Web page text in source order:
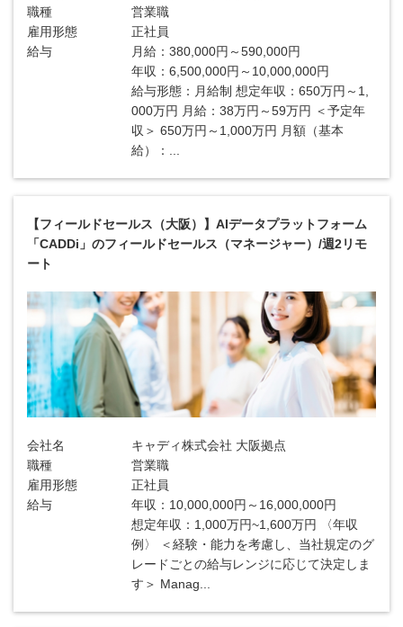
職種
営業職
雇用形態
正社員
給与
月給：380,000円～590,000円
年収：6,500,000円～10,000,000円
給与形態：月給制 想定年収：650万円～1,
000万円 月給：38万円～59万円 ＜予定年
収＞ 650万円～1,000万円 月額（基本
給）：...
【フィールドセールス（大阪）】AIデータプラットフォーム
「CADDi」のフィールドセールス（マネージャー）/週2リモ
ート
会社名
キャディ株式会社 大阪拠点
職種
営業職
雇用形態
正社員
給与
年収：10,000,000円～16,000,000円
想定年収：1,000万円~1,600万円 〈年収
例〉 ＜経験・能力を考慮し、当社規定のグ
レードごとの給与レンジに応じて決定しま
す＞ Manag...